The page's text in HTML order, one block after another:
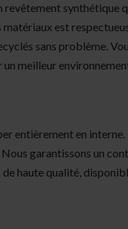
revêtement synthétique
matériaux est
sans problème.
meilleur
entièrement en interne.
Nous garantissons un
haute qualité,